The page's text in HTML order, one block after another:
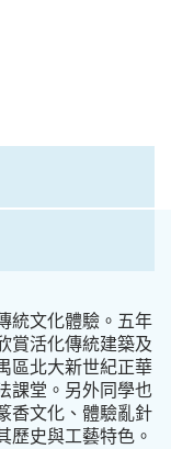
統文化體驗。五年
賞活化傳統建築及
區北大新世紀正華
課堂。另外同學也
香文化、體驗亂針
歷史與工藝特色。